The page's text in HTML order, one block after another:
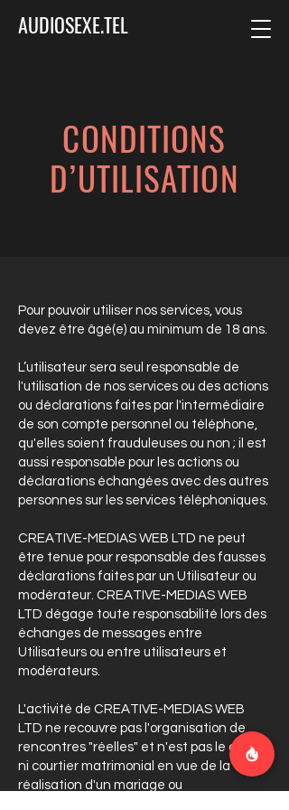
AUDIOSEXE.TEL
CONDITIONS
D’UTILISATION
Pour pouvoir utiliser nos services, vous
devez être âgé(e) au minimum de 18 ans.
L’utilisateur sera seul responsable de
l'utilisation de nos services ou des actions
ou déclarations faites par l'intermédiaire
de son compte personnel ou téléphone,
qu'elles soient frauduleuses ou non ; il est
aussi responsable pour les actions ou
déclarations échangées avec des autres
personnes sur les services téléphoniques.
CREATIVE-MEDIAS WEB LTD ne peut
être tenue pour responsable des fausses
déclarations faites par un Utilisateur ou
modérateur. CREATIVE-MEDIAS WEB
LTD dégage toute responsabilité lors des
échanges de messages entre
Utilisateurs ou entre utilisateurs et
modérateurs.
L'activité de CREATIVE-MEDIAS WEB
LTD ne recouvre pas l'organisation de
rencontres "réelles" et n'est pas le conseil
ni courtier matrimonial en vue de la
réalisation d'un mariage ou